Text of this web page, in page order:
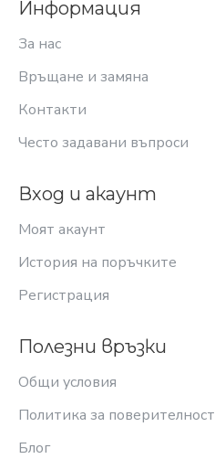
Информация
За нас
Връщане и замяна
Контакти
Често задавани въпроси
Вход и акаунт
Моят акаунт
История на поръчките
Регистрация
Полезни връзки
Общи условия
Политика за поверителност
Блог